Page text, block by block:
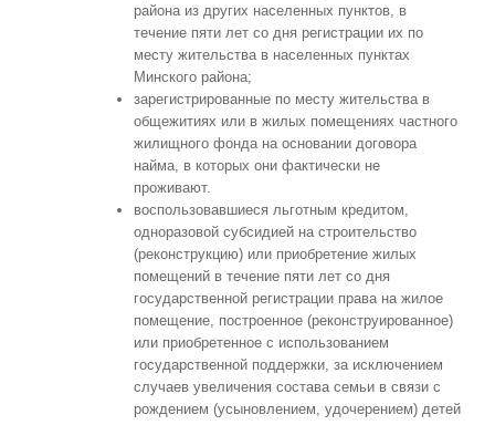
района из других населенных пунктов, в
течение пяти лет со дня регистрации их по
месту жительства в населенных пунктах
Минского района;
зарегистрированные по месту жительства в
общежитиях или в жилых помещениях частного
жилищного фонда на основании договора
найма, в которых они фактически не
проживают.
воспользовавшиеся льготным кредитом,
одноразовой субсидией на строительство
(реконструкцию) или приобретение жилых
помещений в течение пяти лет со дня
государственной регистрации права на жилое
помещение, построенное (реконструированное)
или приобретенное с использованием
государственной поддержки, за исключением
случаев увеличения состава семьи в связи с
рождением (усыновлением, удочерением) детей